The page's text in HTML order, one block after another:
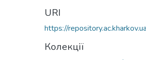
URI
https://
Колекції